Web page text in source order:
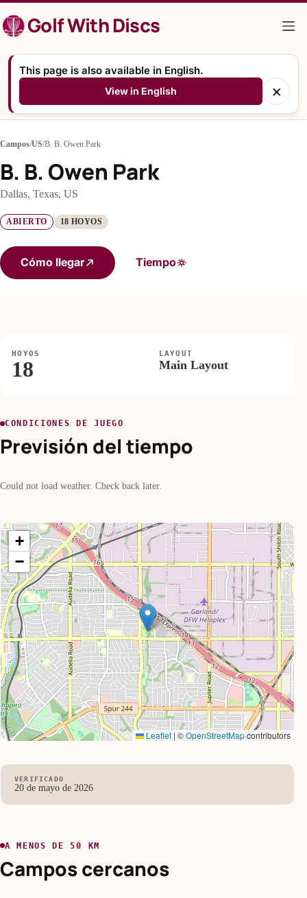
al
contenidoGolf With Discs
This page is also available in English.
View in English ×
Campos/US/B. B. Owen Park
B. B. Owen Park
Dallas, Texas, US
ABIERTO 18 HOYOS
Cómo llegar Tiempo
HOYOS
18
LAYOUT
Main Layout
CONDICIONES DE JUEGO
Previsión del tiempo
Could not load weather. Check back later.
+
−
Leaflet | ©OpenStreetMapcontributors
VERIFICADO
20 de mayo de 2026
A MENOS DE 50 KM
Campos cercanos